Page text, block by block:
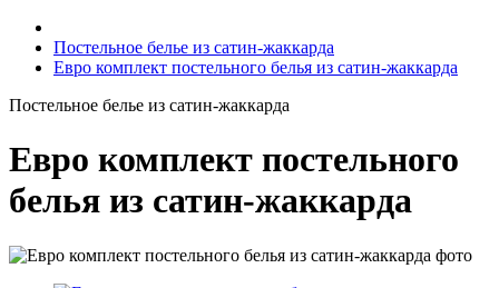
Постельное белье из сатин-жаккарда
Евро комплект постельного белья из сатин-жаккарда
Постельное белье из сатин-жаккарда
Евро комплект постельного
белья из сатин-жаккарда